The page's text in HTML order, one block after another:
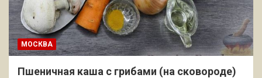
МОСКВА
Пшеничная каша с грибами (на сковороде)